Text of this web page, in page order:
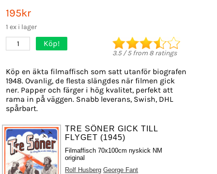
195kr
1 ex i lager
1 Köp!
3.5/5from 8 ratings
Köp en äkta filmaffisch som satt utanför biografen
1948. Ovanlig, de flesta slängdes när filmen gick
ner. Papper och färger i hög kvalitet, perfekt att
rama in på väggen. Snabb leverans, Swish, DHL
spårbart.
TRE SÖNER GICK TILL
FLYGET (1945)
Filmaffisch 70x100cm nyskick NM
original
Rolf Husberg George Fant